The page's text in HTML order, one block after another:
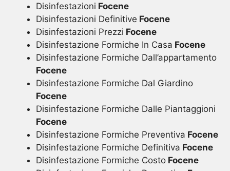
Disinfestazioni Focene
Disinfestazioni Definitive Focene
Disinfestazioni Prezzi Focene
Disinfestazione Formiche In Casa Focene
Disinfestazione Formiche Dall’appartamento
Focene
Disinfestazione Formiche Dal Giardino
Focene
Disinfestazione Formiche Dalle Piantaggioni
Focene
Disinfestazione Formiche Preventiva Focene
Disinfestazione Formiche Definitiva Focene
Disinfestazione Formiche Costo Focene